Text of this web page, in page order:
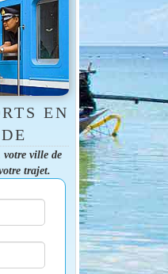
EN
votre ville de
trajet.